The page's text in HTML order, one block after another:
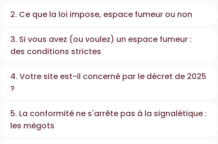
2. Ce que la loi impose, espace fumeur ou non
3. Si vous avez (ou voulez) un espace fumeur :
des conditions strictes
4. Votre site est-il concerné par le décret de 2025
?
5. La conformité ne s'arrête pas à la signalétique :
les mégots